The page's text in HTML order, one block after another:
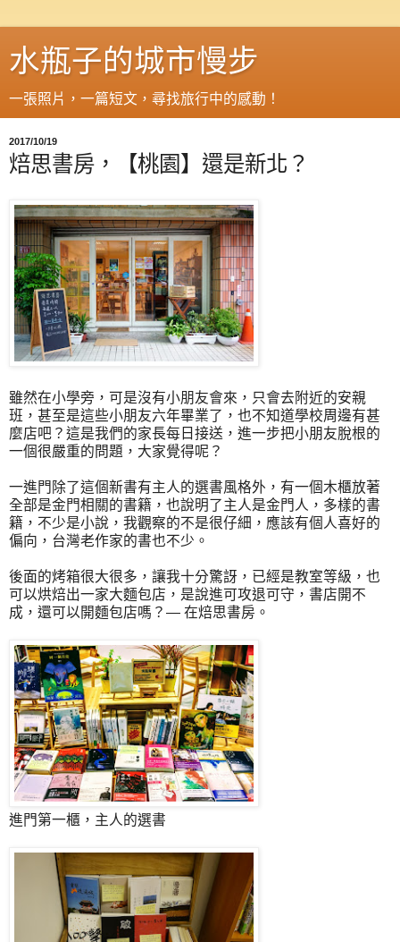
水瓶子的城市慢步
一張照片，一篇短文，尋找旅行中的感動！
2017/10/19
焙思書房，【桃園】還是新北？
雖然在小學旁，可是沒有小朋友會來，只會去附近的安親
班，甚至是這些小朋友六年畢業了，也不知道學校周邊有甚
麼店吧？這是我們的家長每日接送，進一步把小朋友脫根的
一個很嚴重的問題，大家覺得呢？
一進門除了這個新書有主人的選書風格外，有一個木櫃放著
全部是金門相關的書籍，也說明了主人是金門人，多樣的書
籍，不少是小說，我觀察的不是很仔細，應該有個人喜好的
偏向，台灣老作家的書也不少。
後面的烤箱很大很多，讓我十分驚訝，已經是教室等級，也
可以烘焙出一家大麵包店，是說進可攻退可守，書店開不
成，還可以開麵包店嗎？— 在焙思書房。
進門第一櫃，主人的選書